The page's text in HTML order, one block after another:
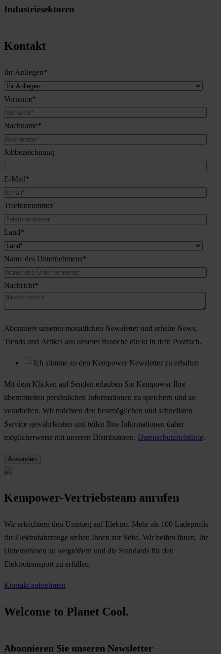
Industriesektoren
Kontakt
Ihr Anliegen*
Vorname*
Nachname*
Jobbezeichnung
E-Mail*
Telefonnummer
Land*
Name des Unternehmens*
Nachricht*
Abonniere unseren monatlichen Newsletter und erhalte News,
Trends und Artikel aus unserer Branche direkt in dein Postfach.
Ich stimme zu den Kempower Newsletter zu erhalten
Mit dem Klicken auf Senden erlauben Sie Kempower Ihre
übermittelten persönlichen Informationen zu speichern und zu
verarbeiten. Wir möchten den bestmöglichen und schnellsten
Service gewährleisten und teilen Ihre Informationen daher
möglicherweise mit unseren Distributoren. Datenschutzrichtlinie.
Kempower-Vertriebsteam anrufen
Wir erleichtern den Umstieg auf Elektro. Mehr als 100 Ladeprofis
für Elektrofahrzeuge stehen Ihnen zur Seite. Wir helfen Ihnen, Ihr
Unternehmen zu vergrößern und die Standards für den
Elektrotransport zu erfüllen.
Kontakt aufnehmen
Welcome to Planet Cool.
Abonnieren Sie unseren Newsletter